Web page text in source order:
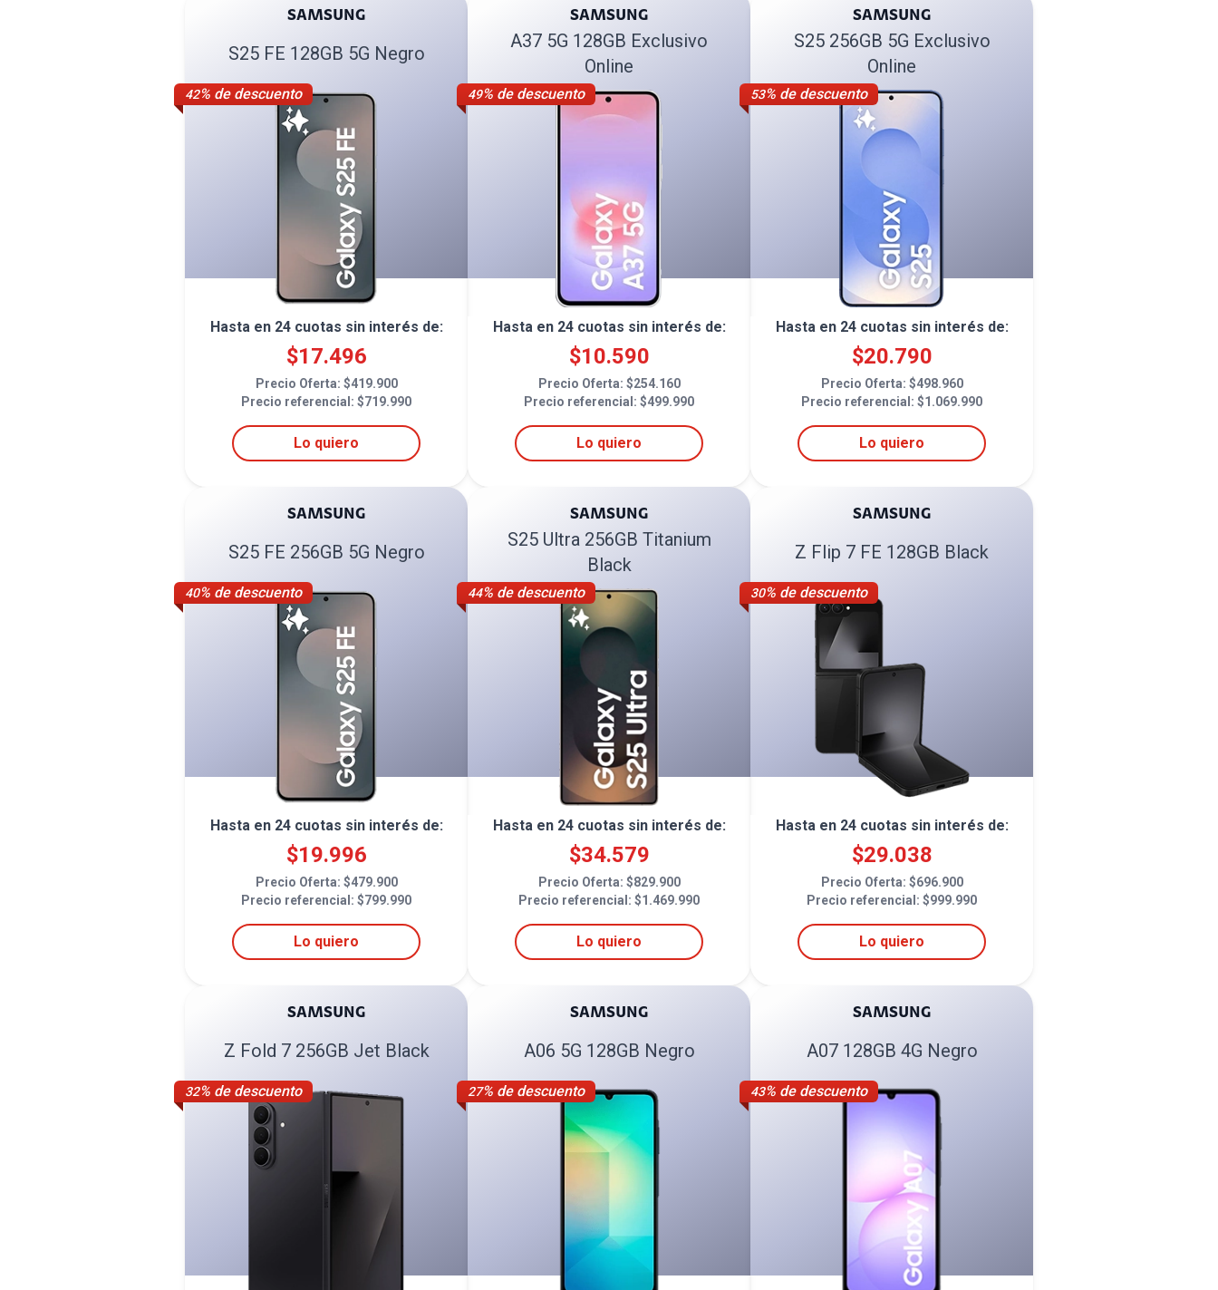
42% de descuento
SAMSUNG
S25 FE 128GB 5G Negro
Hasta en 24cuotas sin interés de:
$17.496
Precio Oferta: $419.900
Precio referencial: $719.990
Lo quiero
49% de descuento
SAMSUNG
A37 5G 128GB Exclusivo
Online
Hasta en 24cuotas sin interés de:
$10.590
Precio Oferta: $254.160
Precio referencial: $499.990
Lo quiero
53% de descuento
SAMSUNG
S25 256GB 5G Exclusivo
Online
Hasta en 24cuotas sin interés de:
$20.790
Precio Oferta: $498.960
Precio referencial: $1.069.990
Lo quiero
40% de descuento
SAMSUNG
S25 FE 256GB 5G Negro
Hasta en 24cuotas sin interés de:
$19.996
Precio Oferta: $479.900
Precio referencial: $799.990
Lo quiero
44% de descuento
SAMSUNG
S25 Ultra 256GB Titanium
Black
Hasta en 24cuotas sin interés de:
$34.579
Precio Oferta: $829.900
Precio referencial: $1.469.990
Lo quiero
30% de descuento
SAMSUNG
Z Flip 7 FE 128GB Black
Hasta en 24cuotas sin interés de:
$29.038
Precio Oferta: $696.900
Precio referencial: $999.990
Lo quiero
32% de descuento
SAMSUNG
Z Fold 7 256GB Jet Black
27% de descuento
SAMSUNG
A06 5G 128GB Negro
43% de descuento
SAMSUNG
A07 128GB 4G Negro